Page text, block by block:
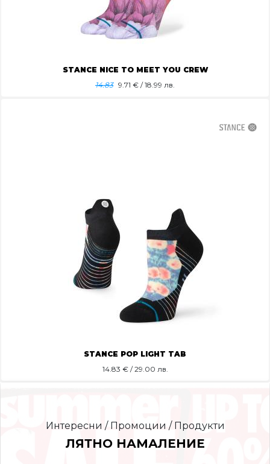
STANCE NICE TO MEET YOU CREW
14.83 9.71 € / 18.99 лв.
STANCE POP LIGHT TAB
14.83 € / 29.00 лв.
Интересни / Промоции / Продукти
ЛЯТНО НАМАЛЕНИЕ